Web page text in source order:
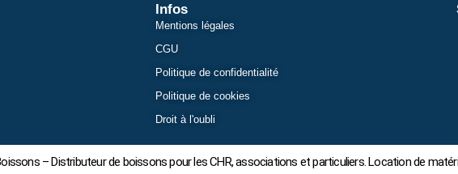
Infos
Mentions légales
CGU
Politique de confidentialité
Politique de cookies
Droit à l'oubli
– Distributeur de boissons pour les CHR, associations et particuliers. Location de